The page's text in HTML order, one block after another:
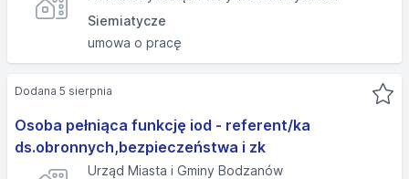
Siemiatycze
umowa o pracę
Osoba pełniąca funkcję iod - referent/ka
ds.obronnych,bezpieczeństwa i zk
Urząd Miasta i Gminy Bodzanów
Dodana 5 sierpnia